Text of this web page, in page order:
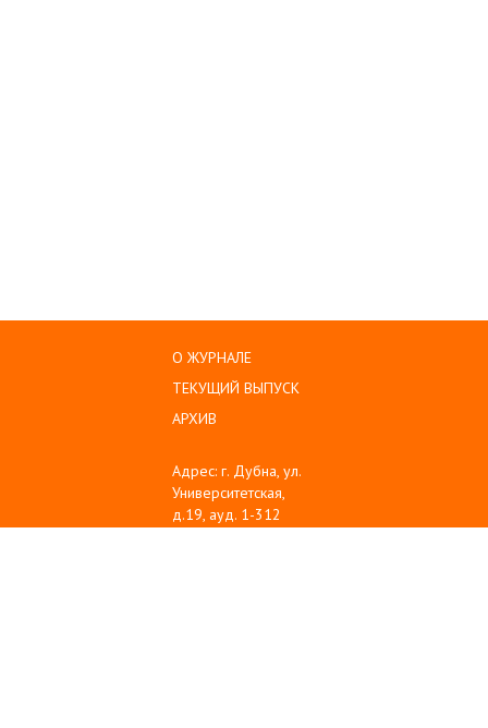
О ЖУРНАЛЕ
ТЕКУЩИЙ ВЫПУСК
АРХИВ
Адрес: г. Дубна, ул.
Университетская,
д.19, ауд. 1-312